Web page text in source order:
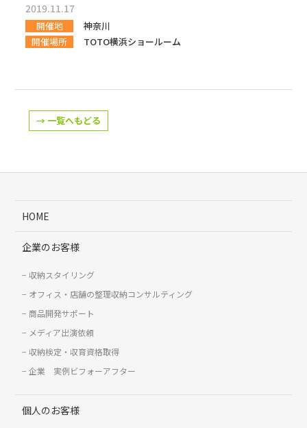
2019.11.17
開催地
神奈川
開催場所
TOTO横浜ショールーム
→ 一覧へもどる
HOME
企業のお客様
収納スタイリング
オフィス・店舗の整理収納コンサルティング
商品開発サポート
メディア出演依頼
収納検定・収育資格取得
企業 実例ビフォーアフター
個人のお客様